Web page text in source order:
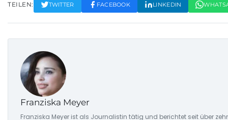
TEILEN: TWITTER FACEBOOK LINKEDIN
Franziska Meyer
Franziska Meyer ist als Journalistin tätig und berichtet seit über